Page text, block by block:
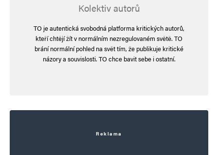
Kolektiv autorů
TO je autentická svobodná platforma kritických autorů,
kteří chtějí žít v normálním nezregulovaném světě. TO
brání normální pohled na svět tím, že publikuje kritické
názory a souvislosti. TO chce bavit sebe i ostatní.
Reklama